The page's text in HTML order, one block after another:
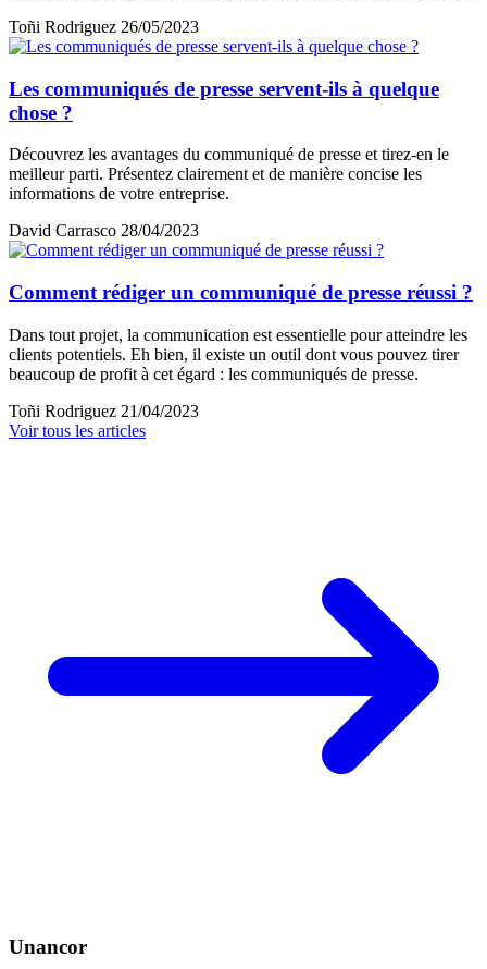
Toñi Rodriguez 26/05/2023
Les communiqués de presse servent-ils à quelque
chose ?
Découvrez les avantages du communiqué de presse et tirez-en le
meilleur parti. Présentez clairement et de manière concise les
informations de votre entreprise.
David Carrasco 28/04/2023
Comment rédiger un communiqué de presse réussi ?
Dans tout projet, la communication est essentielle pour atteindre les
clients potentiels. Eh bien, il existe un outil dont vous pouvez tirer
beaucoup de profit à cet égard : les communiqués de presse.
Toñi Rodriguez 21/04/2023
Voir tous les articles
Unancor